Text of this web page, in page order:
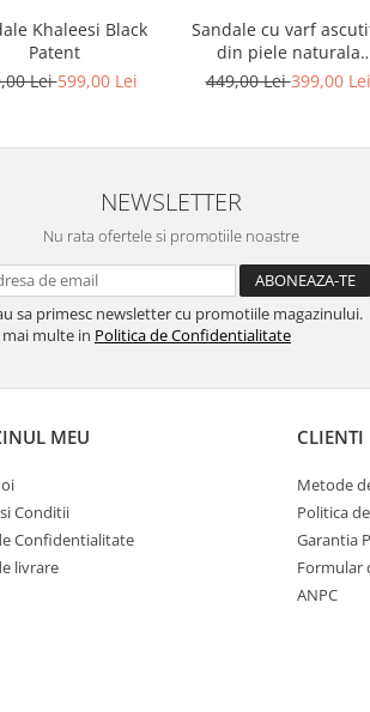
Khaleesi Black
Patent
Lei599,00 Lei
Sandale cu varf
din piele naturala
galbena
449,00 Lei399,00 Lei
NEWSLETTER
Nu rata ofertele si promotiile noastre
sa primesc newsletter cu promotiile magazinului.
multe in Politica de Confidentialitate
MEU
Conditii
Confidentialitate
livrare
CLIENTI
Metode
Politica
Garantia
Formular
ANPC